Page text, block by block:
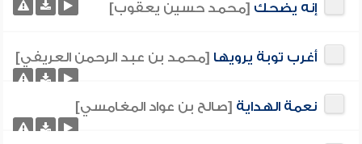
إنه يضحك [محمد حسين يعقوب]
أغرب توبة يرويها [محمد بن عبد الرحمن العريفي]
نعمة الهداية [صالح بن عواد المغامسي]